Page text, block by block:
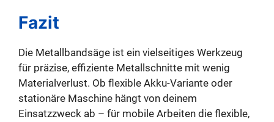
Fazit
Die Metallbandsäge ist ein vielseitiges Werkzeug
für präzise, effiziente Metallschnitte mit wenig
Materialverlust. Ob flexible Akku-Variante oder
stationäre Maschine hängt von deinem
Einsatzzweck ab – für mobile Arbeiten die flexible,